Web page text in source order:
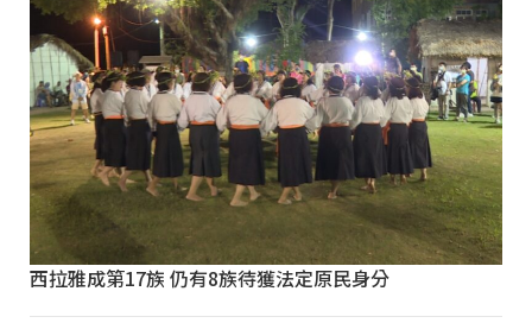
西拉雅成第17族 仍有8族待獲法定原民身分